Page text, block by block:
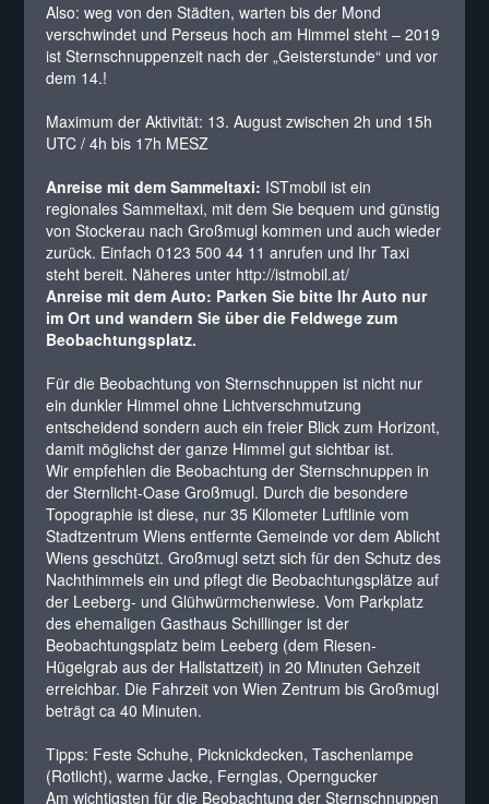
Also: weg von den Städten, warten bis der Mond
verschwindet und Perseus hoch am Himmel steht – 2019
ist Sternschnuppenzeit nach der „Geisterstunde“ und vor
dem 14.!
Maximum der Aktivität: 13. August zwischen 2h und 15h
UTC / 4h bis 17h MESZ
Anreise mit dem Sammeltaxi: ISTmobil ist ein
regionales Sammeltaxi, mit dem Sie bequem und günstig
von Stockerau nach Großmugl kommen und auch wieder
zurück. Einfach 0123 500 44 11 anrufen und Ihr Taxi
steht bereit. Näheres unter http://istmobil.at/
Anreise mit dem Auto: Parken Sie bitte Ihr Auto nur
im Ort und wandern Sie über die Feldwege zum
Beobachtungsplatz.
Für die Beobachtung von Sternschnuppen ist nicht nur
ein dunkler Himmel ohne Lichtverschmutzung
entscheidend sondern auch ein freier Blick zum Horizont,
damit möglichst der ganze Himmel gut sichtbar ist.
Wir empfehlen die Beobachtung der Sternschnuppen in
der Sternlicht-Oase Großmugl. Durch die besondere
Topographie ist diese, nur 35 Kilometer Luftlinie vom
Stadtzentrum Wiens entfernte Gemeinde vor dem Ablicht
Wiens geschützt. Großmugl setzt sich für den Schutz des
Nachthimmels ein und pflegt die Beobachtungsplätze auf
der Leeberg- und Glühwürmchenwiese. Vom Parkplatz
des ehemaligen Gasthaus Schillinger ist der
Beobachtungsplatz beim Leeberg (dem Riesen-
Hügelgrab aus der Hallstattzeit) in 20 Minuten Gehzeit
erreichbar. Die Fahrzeit von Wien Zentrum bis Großmugl
beträgt ca 40 Minuten.
Tipps: Feste Schuhe, Picknickdecken, Taschenlampe
(Rotlicht), warme Jacke, Fernglas, Operngucker
Am wichtigsten für die Beobachtung der Sternschnuppen